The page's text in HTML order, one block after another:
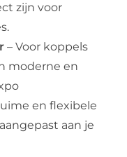
zijn voor
– Voor koppels
moderne en
en flexibele
aan je